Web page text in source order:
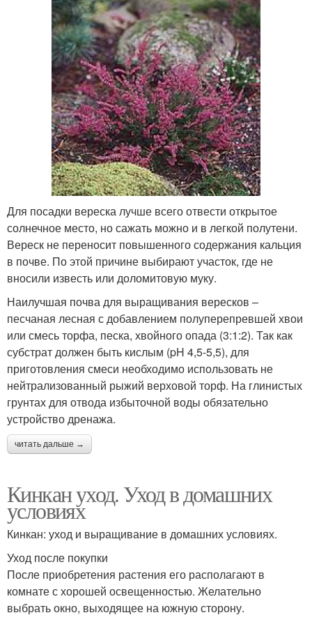
Для посадки вереска лучше всего отвести открытое
солнечное место, но сажать можно и в легкой полутени.
Вереск не переносит повышенного содержания кальция
в почве. По этой причине выбирают участок, где не
вносили известь или доломитовую муку.
Наилучшая почва для выращивания вересков –
песчаная лесная с добавлением полуперепревшей хвои
или смесь торфа, песка, хвойного опада (3:1:2). Так как
субстрат должен быть кислым (pH 4,5-5,5), для
приготовления смеси необходимо использовать не
нейтрализованный рыжий верховой торф. На глинистых
грунтах для отвода избыточной воды обязательно
устройство дренажа.
читать дальше →
Кинкан уход. Уход в домашних
условиях
Кинкан: уход и выращивание в домашних условиях.
Уход после покупки
После приобретения растения его располагают в
комнате с хорошей освещенностью. Желательно
выбрать окно, выходящее на южную сторону.